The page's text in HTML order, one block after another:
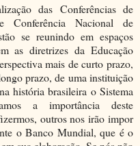
das Conferências de
Conferência Nacional de
se reunindo em espaços
as diretrizes da Educação
mais de curto prazo,
prazo, de uma instituição
história brasileira o Sistema
a importância deste
outros nos irão impor
o Banco Mundial, que é o